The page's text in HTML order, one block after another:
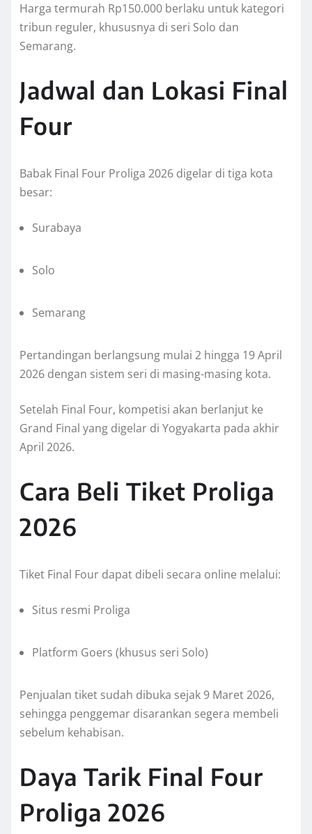
Harga termurah Rp150.000 berlaku untuk kategori
tribun reguler, khususnya di seri Solo dan
Semarang.
Jadwal dan Lokasi Final
Four
Babak Final Four Proliga 2026 digelar di tiga kota
besar:
Surabaya
Solo
Semarang
Pertandingan berlangsung mulai 2 hingga 19 April
2026 dengan sistem seri di masing-masing kota.
Setelah Final Four, kompetisi akan berlanjut ke
Grand Final yang digelar di Yogyakarta pada akhir
April 2026.
Cara Beli Tiket Proliga
2026
Tiket Final Four dapat dibeli secara online melalui:
Situs resmi Proliga
Platform Goers (khusus seri Solo)
Penjualan tiket sudah dibuka sejak 9 Maret 2026,
sehingga penggemar disarankan segera membeli
sebelum kehabisan.
Daya Tarik Final Four
Proliga 2026